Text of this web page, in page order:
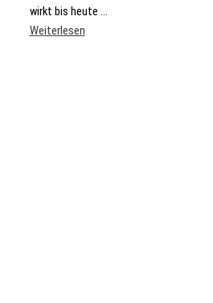
wirkt bis heute ...
Weiterlesen